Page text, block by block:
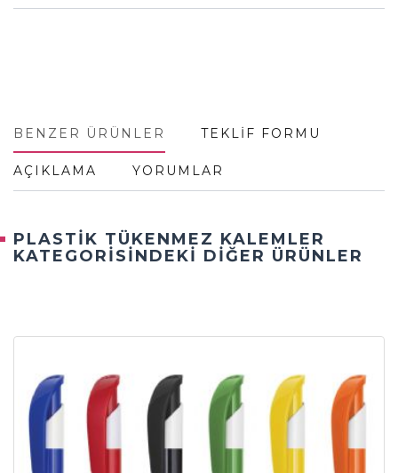
BENZER ÜRÜNLER TEKLİF FORMU
AÇIKLAMA YORUMLAR
PLASTİK TÜKENMEZ KALEMLER
KATEGORİSİNDEKİ DİĞER ÜRÜNLER